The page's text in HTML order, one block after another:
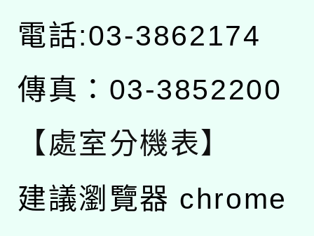
電話:03-3862174
傳真：03-3852200
【處室分機表】
建議瀏覽器 chrome